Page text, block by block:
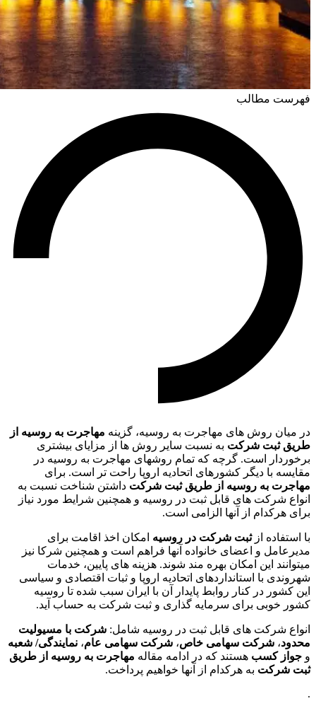
فهرست مطالب
در میان روش های مهاجرت به روسیه، گزینه مهاجرت به روسیه از
طریق ثبت شرکت به نسبت سایر روش ها از مزایای بیشتری
برخوردار است. گرچه که تمام روشهای مهاجرت به روسیه در
مقایسه با دیگر کشورهای اتحادیه اروپا راحت تر است. برای
مهاجرت به روسیه از طریق ثبت شرکت داشتن شناخت نسبت به
انواع شرکت های قابل ثبت در روسیه و همچنین شرایط مورد نیاز
برای هرکدام از آنها الزامی است.
با استفاده ازثبت شرکت در روسیه امکان اخذ اقامت برای
مدیرعامل و اعضای خانواده آنها فراهم است و همچنین شرکا نیز
میتوانند این امکان بهره مند شوند. هزینه های پایین، خدمات
شهروندی با استانداردهای اتحادیه اروپا و ثبات اقتصادی و سیاسی
این کشور در کنار روابط پایدار آن با ایران سبب شده تا روسیه
کشور خوبی برای سرمایه گذاری و ثبت شرکت به حساب آید.
انواع شرکت های قابل ثبت در روسیه شامل: شرکت با مسیولیت
محدود، شرکت سهامی خاص، شرکت سهامی عام، نمایندگی/ شعبه
و جواز کسب هستند که در ادامه مقاله مهاجرت به روسیه از طریق
ثبت شرکت به هرکدام از آنها خواهیم پرداخت.
.